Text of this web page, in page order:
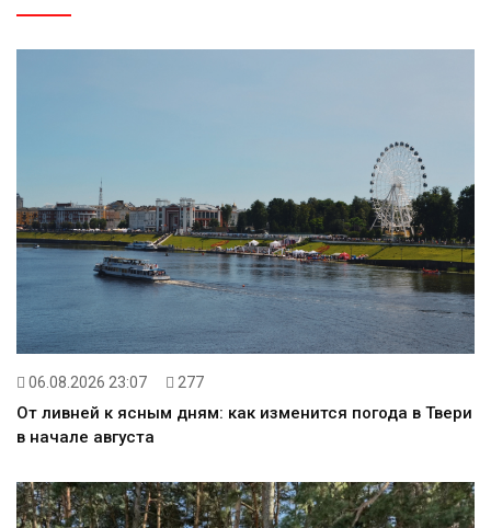
06.08.2026 23:07 277
От ливней к ясным дням: как изменится погода в Твери
в начале августа